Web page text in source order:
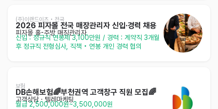
(주)이랜드이츠 • 전국
2026 피자몰 전국 매장관리자 신입·경력 채용
피자몰 홀-주방 매징관리자
신입 : 정규직 연봉제 3,100만원 / 경력 : 계약직 3개월
후 정규직 전형심사, 직책 • 연봉 개인 경력 협의
보험
DB손해보험🌈부천권역 고객창구 직원 모집🌈
고객상담 · 텔레마케팅
월급 2,500,000원~3,500,000원